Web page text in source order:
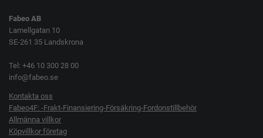
Fabeo AB
Lamellgatan 10
SE-261 35 Landskrona
Tel: +46 10 300 28 00
info@fabeo.se
Kontakta oss
Fabeo4F: -Frakt-Finansiering-Försäkring-Fordonstillbehör
Allmänna villkor
Köpvillkor företag